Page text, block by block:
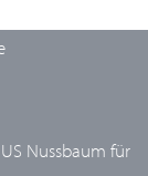
Nussbaum für